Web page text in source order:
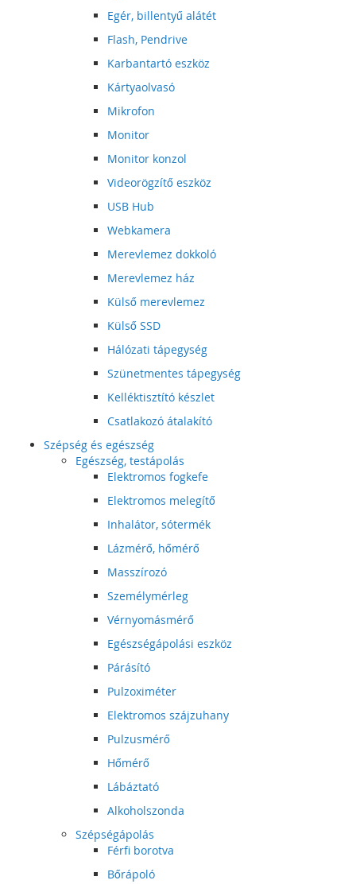
Egér, billentyű alátét
Flash, Pendrive
Karbantartó eszköz
Kártyaolvasó
Mikrofon
Monitor
Monitor konzol
Videorögzítő eszköz
USB Hub
Webkamera
Merevlemez dokkoló
Merevlemez ház
Külső merevlemez
Külső SSD
Hálózati tápegység
Szünetmentes tápegység
Kelléktisztító készlet
Csatlakozó átalakító
Szépség és egészség
Egészség, testápolás
Elektromos fogkefe
Elektromos melegítő
Inhalátor, sótermék
Lázmérő, hőmérő
Masszírozó
Személymérleg
Vérnyomásmérő
Egészségápolási eszköz
Párásító
Pulzoximéter
Elektromos szájzuhany
Pulzusmérő
Hőmérő
Lábáztató
Alkoholszonda
Szépségápolás
Férfi borotva
Bőrápoló